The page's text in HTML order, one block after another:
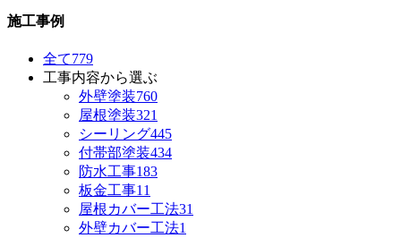
施工事例
全て779
工事内容から選ぶ
外壁塗装760
屋根塗装321
シーリング445
付帯部塗装434
防水工事183
板金工事11
屋根カバー工法31
外壁カバー工法1